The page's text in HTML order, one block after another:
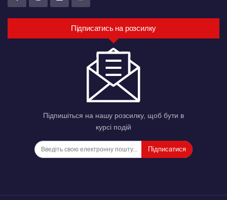
Підписатись на розсилку
Підпишіться на нашу розсилку, щоб бути в
курсі подій
Підписатися